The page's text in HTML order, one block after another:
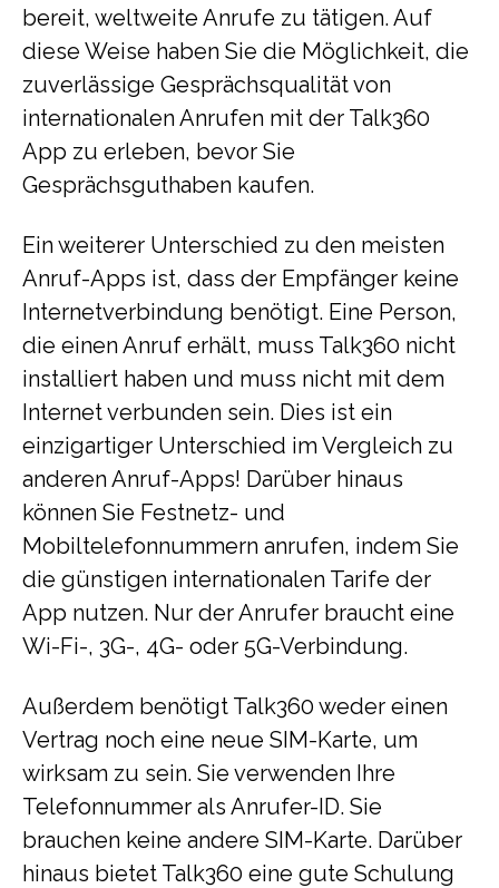
bereit, weltweite Anrufe zu tätigen. Auf
diese Weise haben Sie die Möglichkeit, die
zuverlässige Gesprächsqualität von
internationalen Anrufen mit der Talk360
App zu erleben, bevor Sie
Gesprächsguthaben kaufen.
Ein weiterer Unterschied zu den meisten
Anruf-Apps ist, dass der Empfänger keine
Internetverbindung benötigt. Eine Person,
die einen Anruf erhält, muss Talk360 nicht
installiert haben und muss nicht mit dem
Internet verbunden sein. Dies ist ein
einzigartiger Unterschied im Vergleich zu
anderen Anruf-Apps! Darüber hinaus
können Sie Festnetz- und
Mobiltelefonnummern anrufen, indem Sie
die günstigen internationalen Tarife der
App nutzen. Nur der Anrufer braucht eine
Wi-Fi-, 3G-, 4G- oder 5G-Verbindung.
Außerdem benötigt Talk360 weder einen
Vertrag noch eine neue SIM-Karte, um
wirksam zu sein. Sie verwenden Ihre
Telefonnummer als Anrufer-ID. Sie
brauchen keine andere SIM-Karte. Darüber
hinaus bietet Talk360 eine gute Schulung